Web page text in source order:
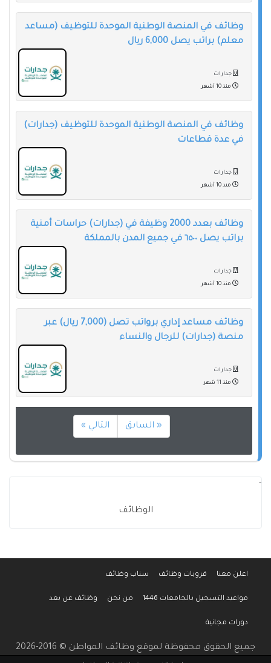
وظائف في المنصة الوطنية الموحدة للتوظيف (مساعد
معلم) براتب يصل 6,000 ريال
جدارات
منذ 10 أشهر
وظائف في المنصة الوطنية الموحدة للتوظيف (جدارات)
في عدة قطاعات
جدارات
منذ 10 أشهر
وظائف بعدد 2000 وظيفة في (جدارات) حراسات أمنية
براتب يصل ٦٥٠٠ في جميع المدن بالمملكة
جدارات
منذ 10 أشهر
وظائف مساعد إداري برواتب تصل (7,000 ريال) عبر
منصة (جدارات) للرجال والنساء
جدارات
منذ 11 شهر
« السابق التالي »
-
الوظائف
اعلن معنا قروبات وظائف سناب وظائف
مواعيد التسجيل بالجامعات 1446 من نحن وظائف عن بعد
دورات مجانية
جميع الحقوق محفوظة لموقع وظائف المواطن © 2016-2026